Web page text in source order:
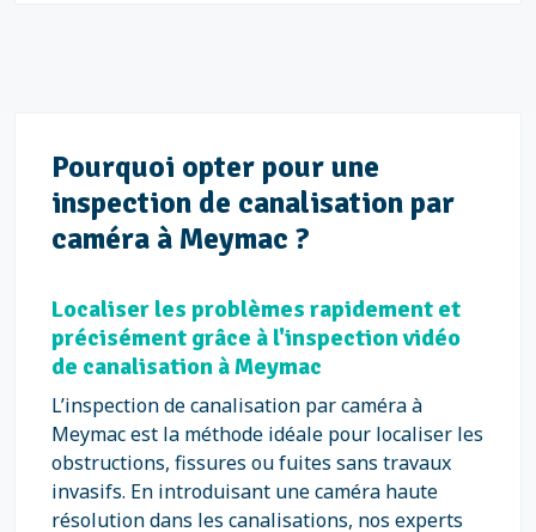
Pourquoi opter pour une
inspection de canalisation par
caméra à Meymac ?
Localiser les problèmes rapidement et
précisément grâce à l'inspection vidéo
de canalisation à Meymac
L’inspection de canalisation par caméra à
Meymac est la méthode idéale pour localiser les
obstructions, fissures ou fuites sans travaux
invasifs. En introduisant une caméra haute
résolution dans les canalisations, nos experts